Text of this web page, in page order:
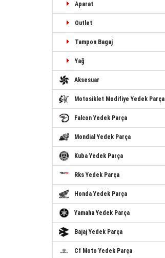
Aparat
Outlet
Tampon Bagaj
Yağ
Aksesuar
Motosiklet Modifiye Yedek Parça
Falcon Yedek Parça
Mondial Yedek Parça
Kuba Yedek Parça
Rks Yedek Parça
Honda Yedek Parça
Yamaha Yedek Parça
Bajaj Yedek Parça
Cf Moto Yedek Parça